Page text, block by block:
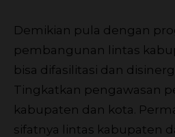
Demikian pula dengan
pembangunan lintas
bisa difasilitasi dan
Tingkatkan pengawasan
kabupaten dan kota.
sifatnya lintas kabupaten